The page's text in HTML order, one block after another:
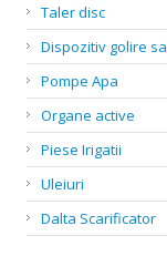
Taler disc
Dispozitiv golire
Pompe Apa
Organe active
Piese Irigatii
Uleiuri
Dalta Scarificator